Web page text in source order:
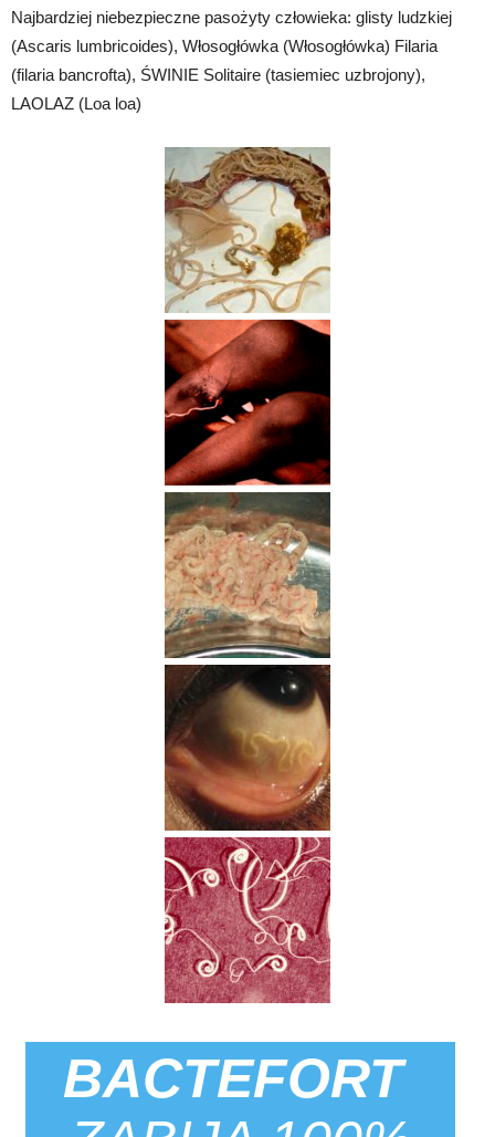
Najbardziej niebezpieczne pasożyty człowieka: glisty ludzkiej
(Ascaris lumbricoides), Włosogłówka (Włosogłówka) Filaria
(filaria bancrofta), ŚWINIE Solitaire (tasiemiec uzbrojony),
LAOLAZ (Loa loa)
BACTEFORT